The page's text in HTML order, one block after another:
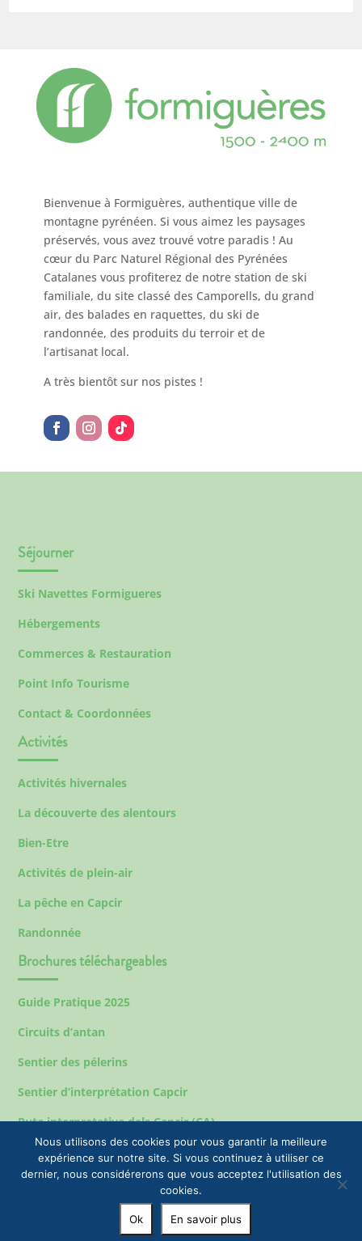
Bienvenue à Formiguères, authentique ville de
montagne pyrénéen. Si vous aimez les paysages
préservés, vous avez trouvé votre paradis ! Au
cœur du Parc Naturel Régional des Pyrénées
Catalanes vous profiterez de notre station de ski
familiale, du site classé des Camporells, du grand
air, des balades en raquettes, du ski de
randonnée, des produits du terroir et de
l’artisanat local.
A très bientôt sur nos pistes !
Séjourner
Ski Navettes Formigueres
Hébergements
Commerces & Restauration
Point Info Tourisme
Contact & Coordonnées
Activités
Activités hivernales
La découverte des alentours
Bien-Etre
Activités de plein-air
La pêche en Capcir
Randonnée
Brochures téléchargeables
Guide Pratique 2025
Circuits d’antan
Sentier des pélerins
Sentier d’interprétation Capcir
Ruta interpretativa dels Capcir (CA)
© 2023 EPIC Tourisme & Commune de Formiguères |
+33(0)4 68 04 47 35
Nous utilisons des cookies pour vous garantir la meilleure
expérience sur notre site. Si vous continuez à utiliser ce
dernier, nous considérerons que vous acceptez l'utilisation des
cookies.
Ok En savoir plus